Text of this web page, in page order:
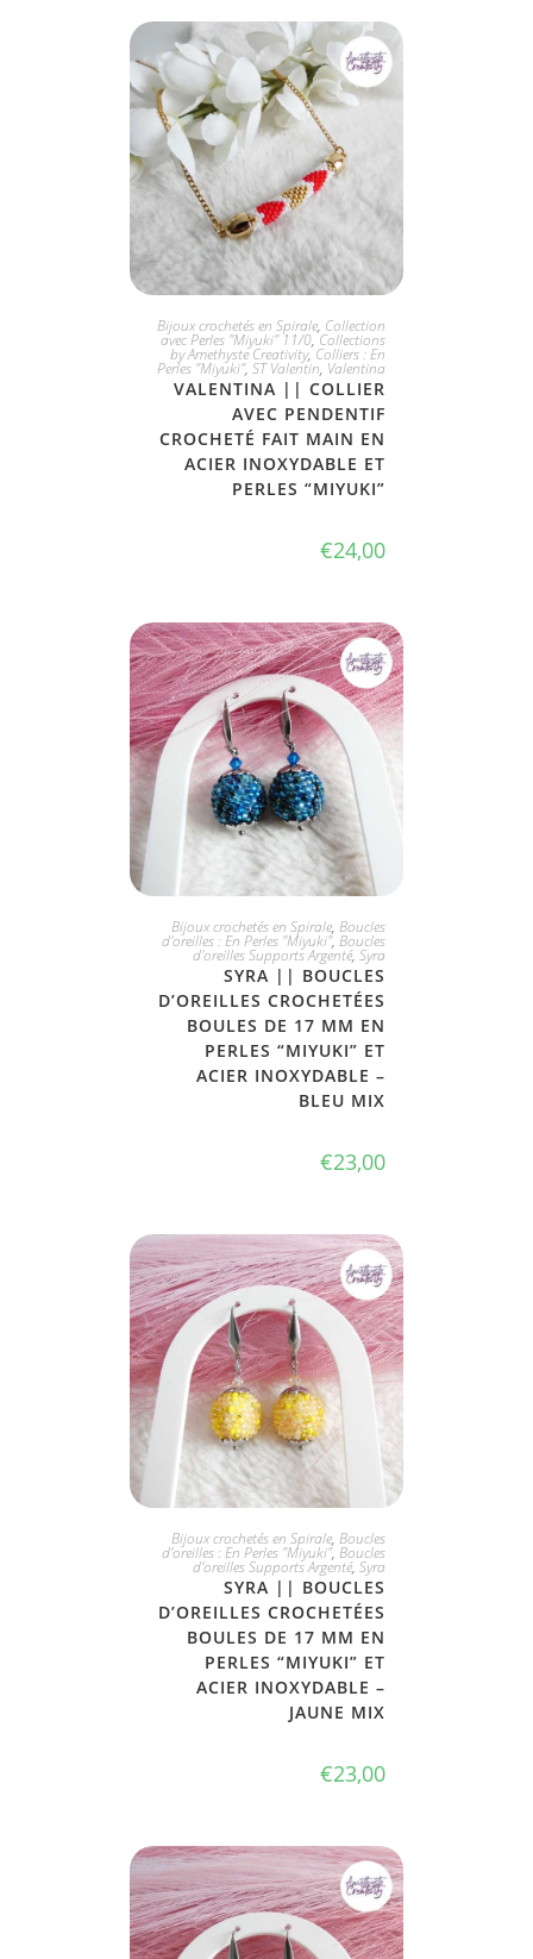
JE L'ADOPTE
Bijoux crochetés en Spirale, Collection
avec Perles "Miyuki" 11/0,Collections
by Amethyste Creativity,Colliers : En
Perles "Miyuki", ST Valentin, Valentina
VALENTINA || COLLIER
AVEC PENDENTIF
CROCHETÉ FAIT MAIN EN
ACIER INOXYDABLE ET
PERLES “MIYUKI”
€24,00
JE L'ADOPTE
Bijoux crochetés en Spirale, Boucles
d'oreilles : En Perles "Miyuki", Boucles
d'oreilles Supports Argenté, Syra
SYRA || BOUCLES
D’OREILLES CROCHETÉES
BOULES DE 17 MM EN
PERLES “MIYUKI” ET
ACIER INOXYDABLE –
BLEU MIX
€23,00
JE L'ADOPTE
Bijoux crochetés en Spirale, Boucles
d'oreilles : En Perles "Miyuki", Boucles
d'oreilles Supports Argenté, Syra
SYRA || BOUCLES
D’OREILLES CROCHETÉES
BOULES DE 17 MM EN
PERLES “MIYUKI” ET
ACIER INOXYDABLE –
JAUNE MIX
€23,00